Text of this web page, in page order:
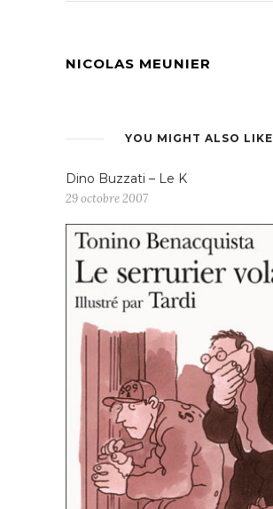
NICOLAS MEUNIER
YOU MIGHT ALSO LIKE
Dino Buzzati – Le K
29 octobre 2007